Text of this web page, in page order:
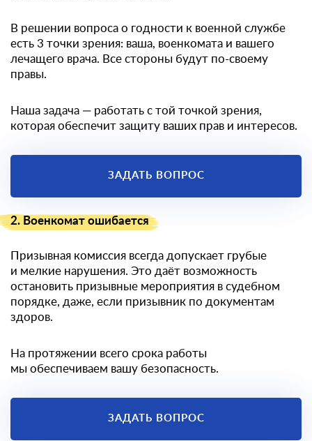
В решении вопроса о годности к военной службе
есть 3 точки зрения: ваша, военкомата и вашего
лечащего врача. Все стороны будут по-своему
правы.
Наша задача — работать с той точкой зрения,
которая обеспечит защиту ваших прав и интересов.
ЗАДАТЬ ВОПРОС
2. Военкомат ошибается
Призывная комиссия всегда допускает грубые
и мелкие нарушения. Это даёт возможность
остановить призывные мероприятия в судебном
порядке, даже, если призывник по документам
здоров.
На протяжении всего срока работы
мы обеспечиваем вашу безопасность.
ЗАДАТЬ ВОПРОС